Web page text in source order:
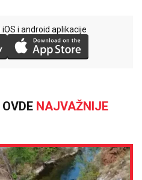
i android aplikacije
NAJVAŽNIJE